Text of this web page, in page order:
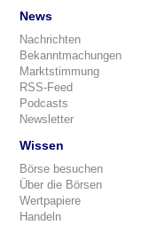
News
Nachrichten
Bekanntmachungen
Marktstimmung
RSS-Feed
Podcasts
Newsletter
Wissen
Börse besuchen
Über die Börsen
Wertpapiere
Handeln